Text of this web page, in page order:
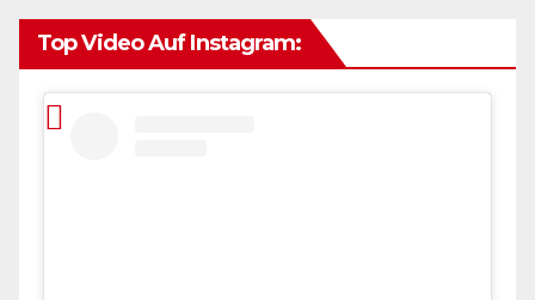
Top Video Auf Instagram: